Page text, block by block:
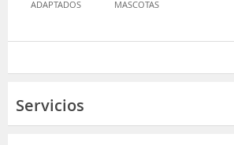
ADAPTADOS
MASCOTAS
Servicios